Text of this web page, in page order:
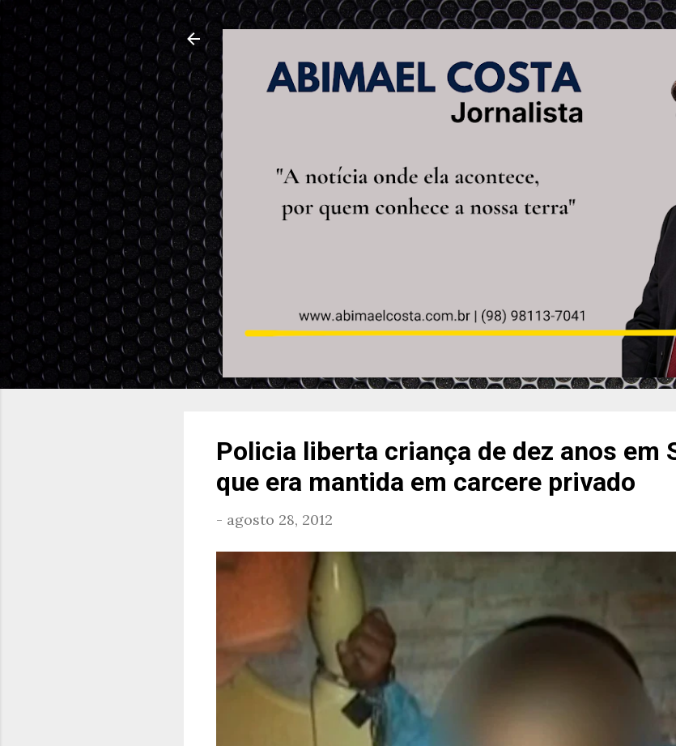
Pular para o conteúdo principal
Policia liberta criança de dez anos em
que era mantida em carcere privado
- agosto 28, 2012